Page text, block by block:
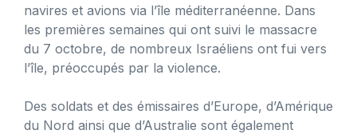
navires et avions via l’île méditerranéenne. Dans
les premières semaines qui ont suivi le massacre
du 7 octobre, de nombreux Israéliens ont fui vers
l’île, préoccupés par la violence.
Des soldats et des émissaires d’Europe, d’Amérique
du Nord ainsi que d’Australie sont également